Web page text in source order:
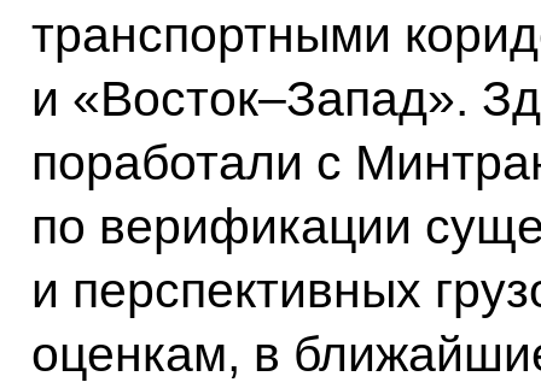
транспортными
и «Восток–Запад».
поработали с
по верификации
и перспективных
оценкам, в